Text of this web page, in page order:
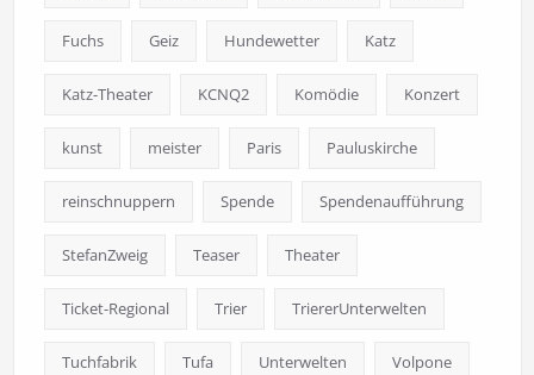
Fuchs Geiz Hundewetter Katz
Katz-Theater KCNQ2 Komödie Konzert
kunst meister Paris Pauluskirche
reinschnuppern Spende Spendenaufführung
StefanZweig Teaser Theater
Ticket-Regional Trier TriererUnterwelten
Tuchfabrik Tufa Unterwelten Volpone